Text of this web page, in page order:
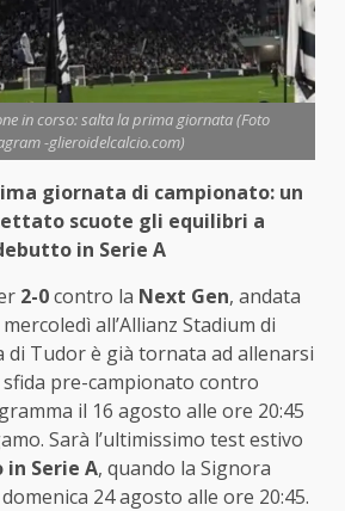
in corso: salta la prima giornata (Foto
-glieroidelcalcio.com)
giornata di campionato: un
scuote gli equilibri a
in Serie A
2-0contro la Next Gen, andata
all’Allianz Stadium di
di Tudor è già tornata ad allenarsi
sfida pre-campionato contro
il 16 agosto alle ore 20:45
Sarà l’ultimissimo test estivo
in Serie A, quando la Signora
domenica 24 agosto alle ore 20:45.